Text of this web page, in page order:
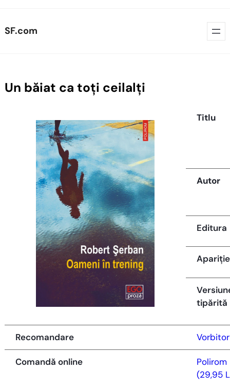
to
SF.com
Un băiat ca toți ceilalți
Titlu
Autor
Editura
Apariție
tipărită
Recomandare
Comandă online
Polirom
(29,95